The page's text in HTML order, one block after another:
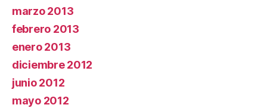
marzo 2013
febrero 2013
enero 2013
diciembre 2012
junio 2012
mayo 2012